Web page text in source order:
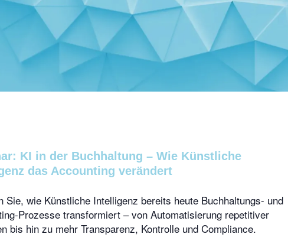
KI in der Buchhaltung – Wie Künstliche
das Accounting verändert
Sie, wie Künstliche Intelligenz bereits heute Buchhaltungs- und
Prozesse transformiert – von Automatisierung repetitiver
bis hin zu mehr Transparenz, Kontrolle und Compliance.